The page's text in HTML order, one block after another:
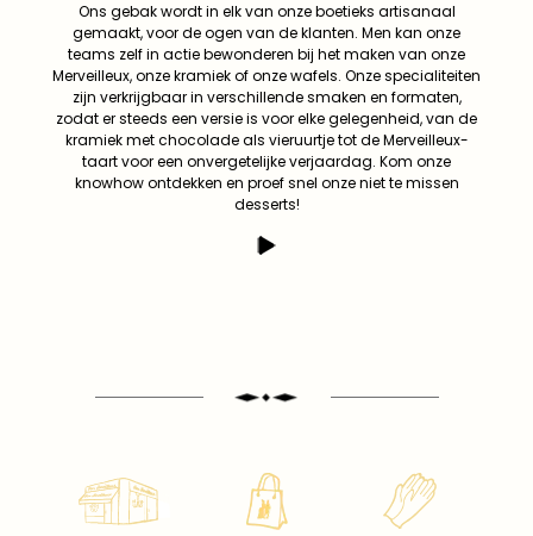
Ons gebak wordt in elk van onze boetieks artisanaal
gemaakt, voor de ogen van de klanten. Men kan onze
teams zelf in actie bewonderen bij het maken van onze
Merveilleux, onze kramiek of onze wafels. Onze specialiteiten
zijn verkrijgbaar in verschillende smaken en formaten,
zodat er steeds een versie is voor elke gelegenheid, van de
kramiek met chocolade als vieruurtje tot de Merveilleux-
taart voor een onvergetelijke verjaardag. Kom onze
knowhow ontdekken en proef snel onze niet te missen
desserts!